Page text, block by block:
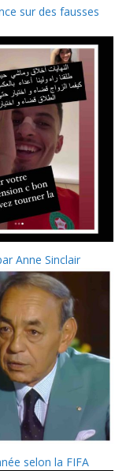
sur des fausses
Anne Sinclair
selon la FIFA